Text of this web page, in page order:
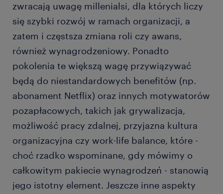
zwracają uwagę millenialsi, dla których liczy
się szybki rozwój w ramach organizacji, a
zatem i częstsza zmiana roli czy awans,
również wynagrodzeniowy. Ponadto
pokolenia te większą wagę przywiązywać
będą do niestandardowych benefitów (np.
abonament Netflix) oraz innych motywatorów
pozapłacowych, takich jak grywalizacja,
możliwość pracy zdalnej, przyjazna kultura
organizacyjna czy work-life balance, które -
choć rzadko wspominane, gdy mówimy o
całkowitym pakiecie wynagrodzeń - stanowią
jego istotny element. Jeszcze inne aspekty